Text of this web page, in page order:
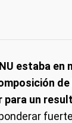
estaba en
para un